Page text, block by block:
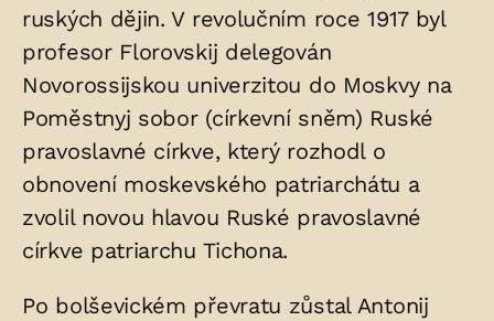
ruských dějin. V revolučním roce 1917 byl
profesor Florovskij delegován
Novorossijskou univerzitou do Moskvy na
Poměstnyj sobor (církevní sněm) Ruské
pravoslavné církve, který rozhodl o
obnovení moskevského patriarchátu a
zvolil novou hlavou Ruské pravoslavné
církve patriarchu Tichona.
Po bolševickém převratu zůstal Antonij